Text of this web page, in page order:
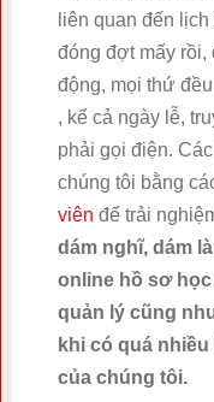
liên quan đến
đóng đợt mấy
động, mọi thứ
, kể cả ngày lễ,
phải gọi điện.
chúng tôi bằng
viên để trải
dám nghĩ, dám
online hồ sơ
quản lý cũng
khi có quá
của chúng tôi.